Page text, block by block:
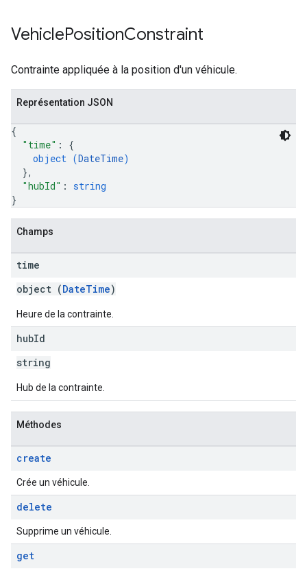
VehiclePositionConstraint
Contrainte appliquée à la position d'un véhicule.
Représentation JSON
{
"time" : {
object (DateTime)
},
"hubId" : string
}
Champs
time
object (DateTime)
Heure de la contrainte.
hubId
string
Hub de la contrainte.
Méthodes
create
Crée un véhicule.
delete
Supprime un véhicule.
get